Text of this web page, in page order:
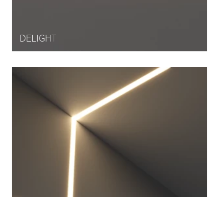
DELIGHT